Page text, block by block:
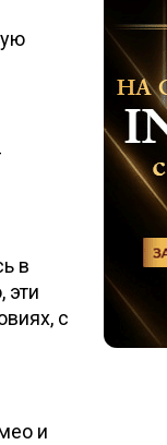
в
эти
с
и